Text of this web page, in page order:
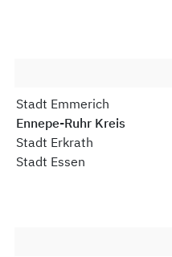
Stadt Emmerich
Ennepe-Ruhr Kreis
Stadt Erkrath
Stadt Essen